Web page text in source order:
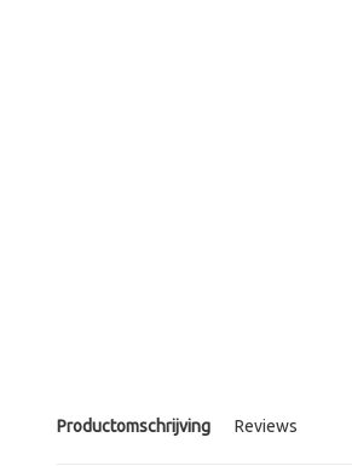
Productomschrijving Reviews